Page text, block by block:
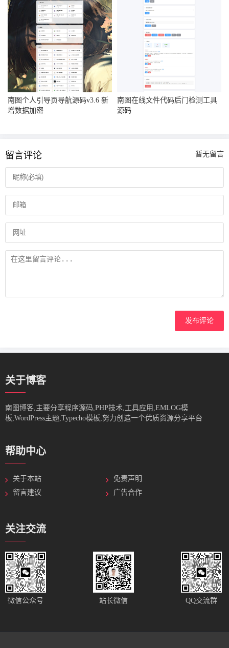
南图个人引导页导航源码v3.6 新
增数据加密
南图在线文件代码后门检测工具
源码
留言评论 暂无留言
发布评论
关于博客
南图博客,主要分享程序源码,PHP技术,工具应用,EMLOG模
板,WordPress主题,Typecho模板,努力创造一个优质资源分享平台
帮助中心
关于本站
免责声明
留言建议
广告合作
关注交流
微信公众号 站长微信 QQ交流群